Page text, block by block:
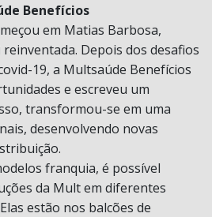
Benefícios
em Matias Barbosa,
Depois dos desafios
19, a Multsaúde Benefícios
e escreveu um
transformou-se em uma
desenvolvendo novas
franquia, é possível
da Mult em diferentes
estão nos balcões de